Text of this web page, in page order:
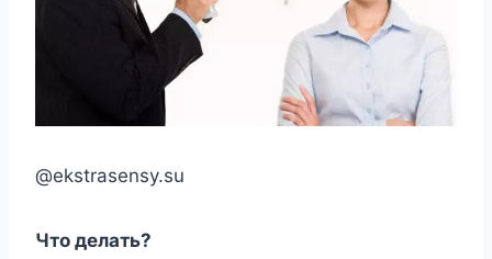
@ekstrasensy.su
Что делать?